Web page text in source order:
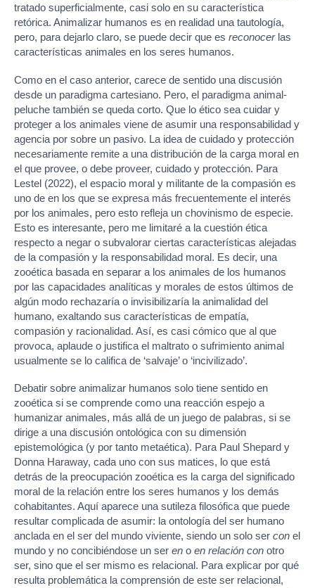
tratado superficialmente, casi solo en su característica
retórica. Animalizar humanos es en realidad una tautología,
pero, para dejarlo claro, se puede decir que es reconocer las
características animales en los seres humanos.
Como en el caso anterior, carece de sentido una discusión
desde un paradigma cartesiano. Pero, el paradigma animal-
peluche también se queda corto. Que lo ético sea cuidar y
proteger a los animales viene de asumir una responsabilidad y
agencia por sobre un pasivo. La idea de cuidado y protección
necesariamente remite a una distribución de la carga moral en
el que provee, o debe proveer, cuidado y protección. Para
Lestel (2022), el espacio moral y militante de la compasión es
uno de en los que se expresa más frecuentemente el interés
por los animales, pero esto refleja un chovinismo de especie.
Esto es interesante, pero me limitaré a la cuestión ética
respecto a negar o subvalorar ciertas características alejadas
de la compasión y la responsabilidad moral. Es decir, una
zooética basada en separar a los animales de los humanos
por las capacidades analíticas y morales de estos últimos de
algún modo rechazaría o invisibilizaría la animalidad del
humano, exaltando sus características de empatía,
compasión y racionalidad. Así, es casi cómico que al que
provoca, aplaude o justifica el maltrato o sufrimiento animal
usualmente se lo califica de ‘salvaje’ o ‘incivilizado’.
Debatir sobre animalizar humanos solo tiene sentido en
zooética si se comprende como una reacción espejo a
humanizar animales, más allá de un juego de palabras, si se
dirige a una discusión ontológica con su dimensión
epistemológica (y por tanto metaética). Para Paul Shepard y
Donna Haraway, cada uno con sus matices, lo que está
detrás de la preocupación zooética es la carga del significado
moral de la relación entre los seres humanos y los demás
cohabitantes. Aquí aparece una sutileza filosófica que puede
resultar complicada de asumir: la ontología del ser humano
anclada en el ser del mundo viviente, siendo un solo ser con el
mundo y no concibiéndose un ser en o en relación con otro
ser, sino que el ser mismo es relacional. Para explicar por qué
resulta problemática la comprensión de este ser relacional,